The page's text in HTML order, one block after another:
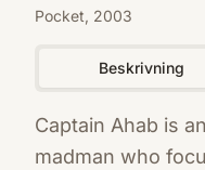
Pocket, 2003
Beskrivning
Captain Ahab is
madman who